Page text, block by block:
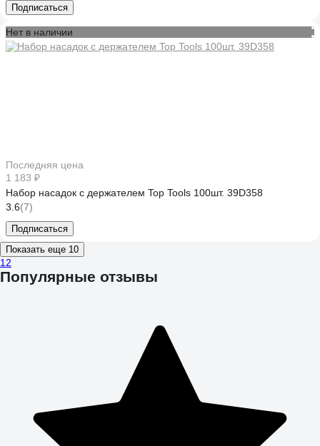
Подписаться
Нет в наличии
Последняя цена
1 183 ₽
Набор насадок с держателем Top Tools 100шт. 39D358
3.6(7)
Подписаться
Показать еще 10
1 2
Популярные отзывы